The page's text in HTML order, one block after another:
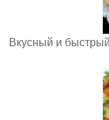
Вкусный и